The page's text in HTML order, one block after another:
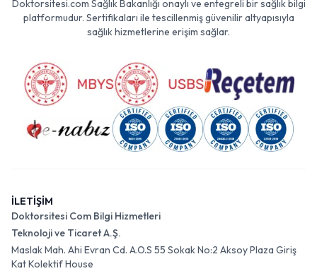
Doktorsitesi.com Sağlık Bakanlığı onaylı ve entegreli bir sağlık bilgi
platformudur. Sertifikaları ile tescillenmiş güvenilir altyapısıyla
sağlık hizmetlerine erişim sağlar.
İLETİŞİM
Doktorsitesi Com Bilgi Hizmetleri
Teknoloji ve Ticaret A.Ş.
Maslak Mah. Ahi Evran Cd. A.O.S 55 Sokak No:2 Aksoy Plaza Giriş
Kat Kolektif House